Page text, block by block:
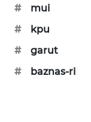
#
mui
#
kpu
#
garut
#
baznas-ri
GARONGGANG
NEWS
ID